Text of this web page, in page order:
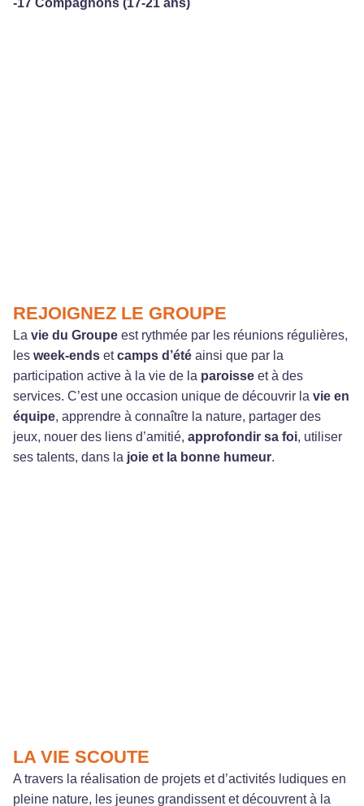
REJOIGNEZ LE GROUPE
La vie du Groupeest rythmée par les réunions régulières,
lesweek-endsetcamps d’étéainsi que par la
participation active à la vie de laparoisseet à des
services. C’est une occasion unique de découvrir lavie en
équipe, apprendre à connaître la nature, partager des
jeux, nouer des liens d’amitié,approfondir sa foi
LA VIE SCOUTE